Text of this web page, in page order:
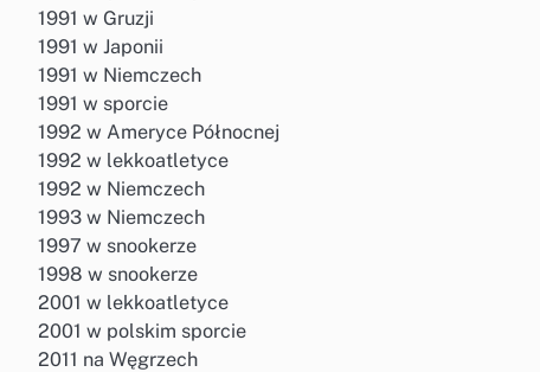
1991 w Gruzji
1991 w Japonii
1991 w Niemczech
1991 w sporcie
1992 w Ameryce Północnej
1992 w lekkoatletyce
1992 w Niemczech
1993 w Niemczech
1997 w snookerze
1998 w snookerze
2001 w lekkoatletyce
2001 w polskim sporcie
2011 na Węgrzech